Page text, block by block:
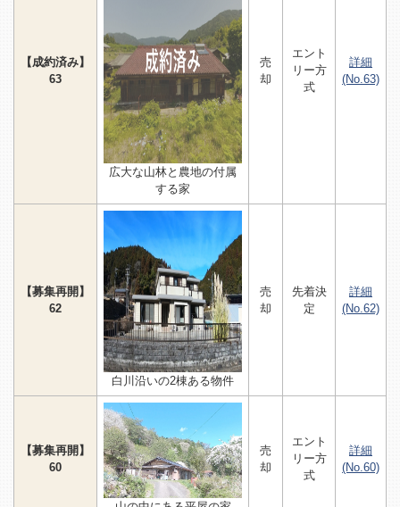
【成約済み】
63
広大な山林と農地の付属
する家
売
却
エント
リー方
式
詳細
(No.63)
【募集再開】
62
白川沿いの2棟ある物件
売
却
先着決
定
詳細
(No.62)
【募集再開】
60
売
却
エント
リー方
式
詳細
(No.60)